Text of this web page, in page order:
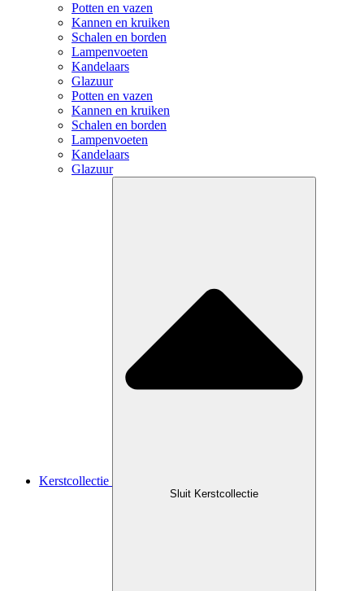
Potten en vazen
Kannen en kruiken
Schalen en borden
Lampenvoeten
Kandelaars
Glazuur
Potten en vazen
Kannen en kruiken
Schalen en borden
Lampenvoeten
Kandelaars
Glazuur
Kerstcollectie
Sluit Kerstcollectie